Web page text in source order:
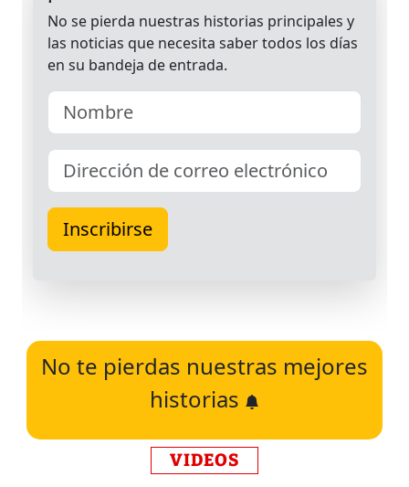
No te pierdas nuestras mejores
historias
VIDEOS